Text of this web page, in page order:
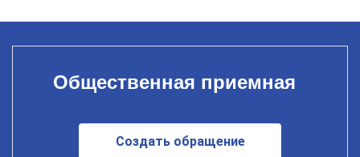
Общественная приемная
Создать обращение